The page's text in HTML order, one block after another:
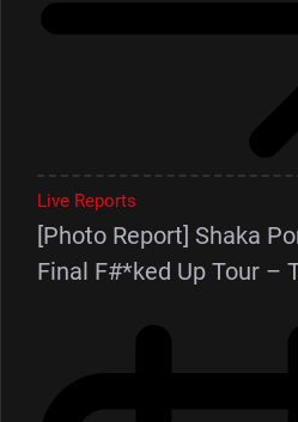
Live Reports
[Photo Report] Shaka
Final F#*ked Up Tour –